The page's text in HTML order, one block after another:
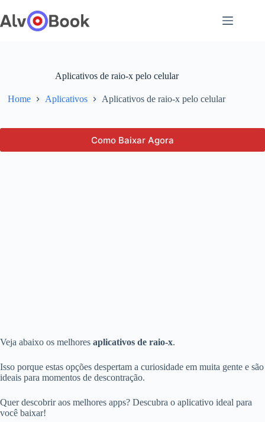
para
o
Aplicativos de raio-x pelo celular
Home Aplicativos Aplicativos de raio-x pelo celular
Como Baixar Agora
Veja abaixo os melhores aplicativos de raio-x.
Isso porque estas opções despertam a curiosidade em muita gente e são
ideais para momentos de descontração.
Quer descobrir aos melhores apps? Descubra o aplicativo ideal para
você baixar!